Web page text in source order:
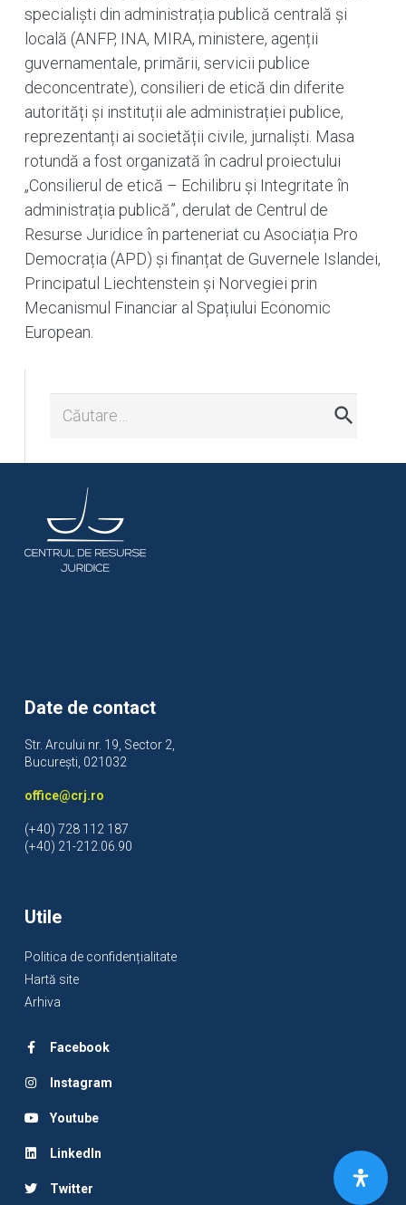
specialiști din administrația publică centrală și
locală (ANFP, INA, MIRA, ministere, agenții
guvernamentale, primării, servicii publice
deconcentrate), consilieri de etică din diferite
autorități și instituții ale administrației publice,
reprezentanți ai societății civile, jurnaliști. Masa
rotundă a fost organizată în cadrul proiectului
„Consilierul de etică – Echilibru și Integritate în
administrația publică”, derulat de Centrul de
Resurse Juridice în parteneriat cu Asociația Pro
Democrația (APD) și finanțat de Guvernele Islandei,
Principatul Liechtenstein și Norvegiei prin
Mecanismul Financiar al Spațiului Economic
European.
Date de contact
Str. Arcului nr. 19, Sector 2,
București, 021032
office@crj.ro
(+40) 728 112 187
(+40) 21-212.06.90
Utile
Politica de confidențialitate
Hartă site
Arhiva
Facebook
Instagram
Youtube
LinkedIn
Twitter